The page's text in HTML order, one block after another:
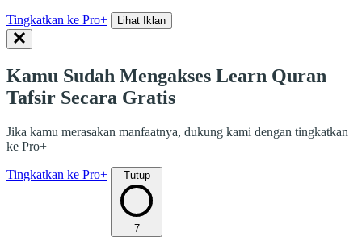
Tingkatkan ke Pro+ Lihat Iklan
Kamu Sudah Mengakses Learn Quran
Tafsir Secara Gratis
Jika kamu merasakan manfaatnya, dukung kami dengan tingkatkan
ke Pro+
Tingkatkan ke Pro+ Tutup
7